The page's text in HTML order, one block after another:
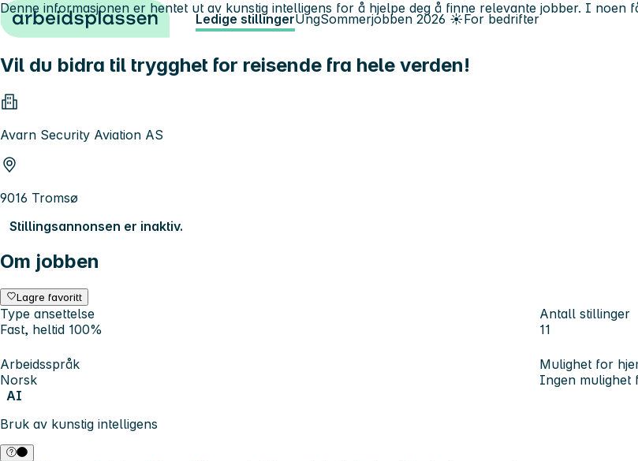
Hopp til innhold Ledige stillingerUngSommerjobben 2026 ☀️For bedrifter
Vil du bidra til trygghet for reisende fra hele verden!
Avarn Security Aviation AS
9016 Tromsø
Stillingsannonsen er inaktiv.
Om jobben
Lagre favoritt
Type ansettelse
Fast, heltid 100%
Antall stillinger
11
Arbeidsspråk
Norsk
Mulighet for
Ingen mulighet
AI
Bruk av kunstig intelligens
Denne informasjonen er hentet ut av kunstig intelligens for å hjelpe deg å finne relevante jobber. I